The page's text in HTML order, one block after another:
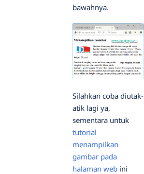
bawahnya.
Silahkan coba diutak-
atik lagi ya,
sementara untuk
tutorial
menampilkan
gambar pada
halaman web ini